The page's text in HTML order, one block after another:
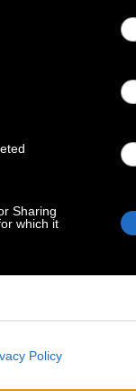
Sharing
which it
Policy